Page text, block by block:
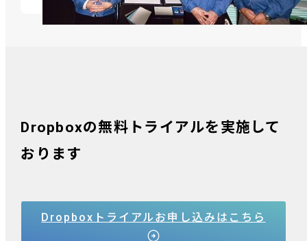
Dropboxの無料トライアルを実施して
おります
Dropboxトライアルお申し込みはこちら